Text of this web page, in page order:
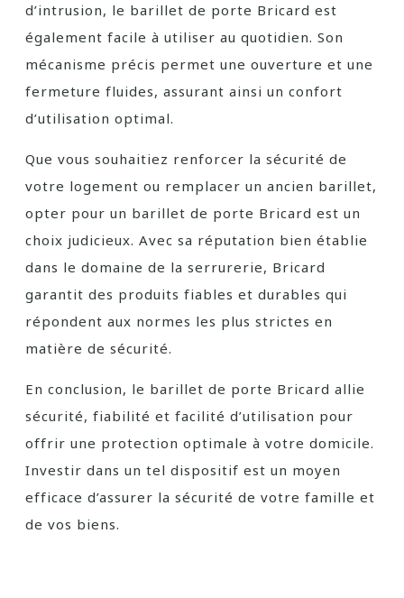
d’intrusion, le barillet de porte Bricard est
également facile à utiliser au quotidien. Son
mécanisme précis permet une ouverture et une
fermeture fluides, assurant ainsi un confort
d’utilisation optimal.
Que vous souhaitiez renforcer la sécurité de
votre logement ou remplacer un ancien barillet,
opter pour un barillet de porte Bricard est un
choix judicieux. Avec sa réputation bien établie
dans le domaine de la serrurerie, Bricard
garantit des produits fiables et durables qui
répondent aux normes les plus strictes en
matière de sécurité.
En conclusion, le barillet de porte Bricard allie
sécurité, fiabilité et facilité d’utilisation pour
offrir une protection optimale à votre domicile.
Investir dans un tel dispositif est un moyen
efficace d’assurer la sécurité de votre famille et
de vos biens.